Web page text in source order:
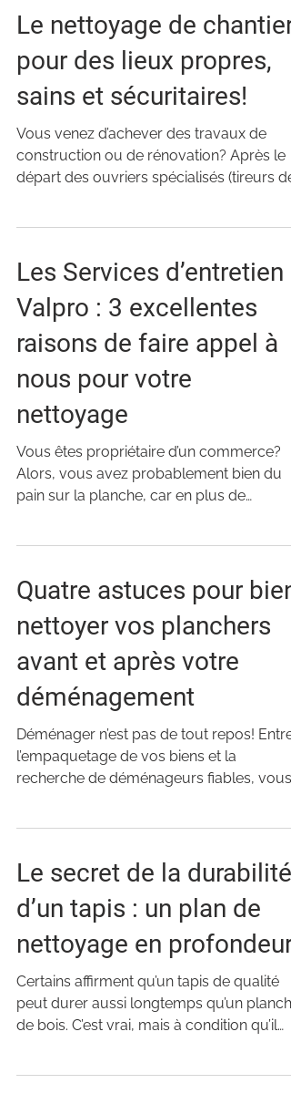
Le nettoyage de chantier :
pour des lieux propres,
sains et sécuritaires!
Vous venez d’achever des travaux de
construction ou de rénovation? Après le
départ des ouvriers spécialisés (tireurs de
Les Services d’entretien
Valpro : 3 excellentes
raisons de faire appel à
nous pour votre
nettoyage
Vous êtes propriétaire d’un commerce?
Alors, vous avez probablement bien du
pain sur la planche, car en plus de
Quatre astuces pour bien
nettoyer vos planchers
avant et après votre
déménagement
Déménager n’est pas de tout repos! Entre
l’empaquetage de vos biens et la
recherche de déménageurs fiables, vous
Le secret de la durabilité
d’un tapis : un plan de
nettoyage en profondeur
Certains affirment qu’un tapis de qualité
peut durer aussi longtemps qu’un
de bois. C’est vrai, mais à condition qu’il